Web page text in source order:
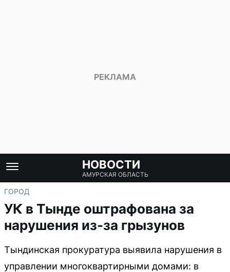
НОВОСТИ
АМУРСКАЯ ОБЛАСТЬ
ГОРОД
УК в Тынде оштрафована за
нарушения из-за грызунов
Тындинская прокуратура выявила нарушения в
управлении многоквартирными домами: в